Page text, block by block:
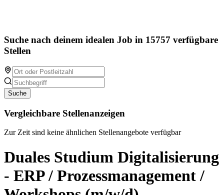
Suche nach deinem idealen Job in 15757 verfügbare
Stellen
Suche
Vergleichbare Stellenanzeigen
Zur Zeit sind keine ähnlichen Stellenangebote verfügbar
Duales Studium Digitalisierung
- ERP / Prozessmanagement /